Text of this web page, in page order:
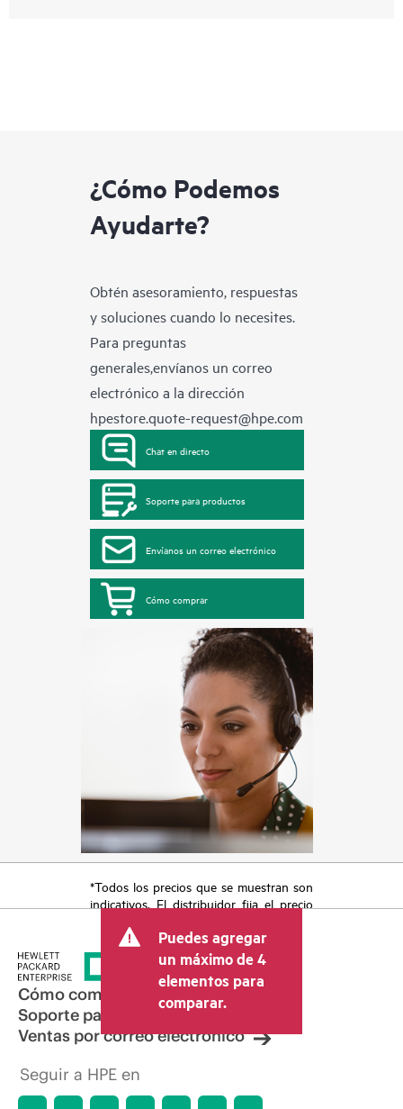
¿Cómo Podemos
Ayudarte?
Obtén asesoramiento, respuestas
y soluciones cuando lo necesites.
Para preguntas
generales,envíanos un correo
electrónico a la dirección
hpestore.quote-request@hpe.com
Chat en directo
Soporte para productos
Envíanos un correo electrónico
Cómo comprar
*Todos los precios que se muestran son
indicativos. El distribuidor fija el precio
otros conceptos, como los impuestos a
la venta, el IVA y el envío. El precio de la
transacción que establece el distribuidor
puede variar con respecto a otros
distribuidores y al precio indicativo
mostrado. El precio indicativo puede
incluir ofertas promocionales por tiempo
hacer ajustes de precios en cualquier
Puedes agregar
un máximo de 4
elementos para
comparar.
Cómo comprar
Soporte para productos
Ventas por correo electrónico
Seguir a HPE en